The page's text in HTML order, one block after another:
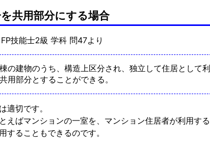
共用部分にする場合
技能士2級 学科 問47より
の建物のうち、構造上区分され、独立して住居として
用部分とすることができる。
適切です。
えばマンションの一室を、マンション住居者が利用す
することもできるのです。